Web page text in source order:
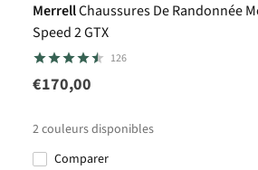
MerrellChaussures De Randonnée
Speed 2 GTX
126
€170,00
2couleurs disponibles
Comparer